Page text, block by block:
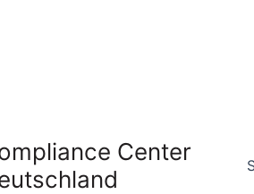
Center